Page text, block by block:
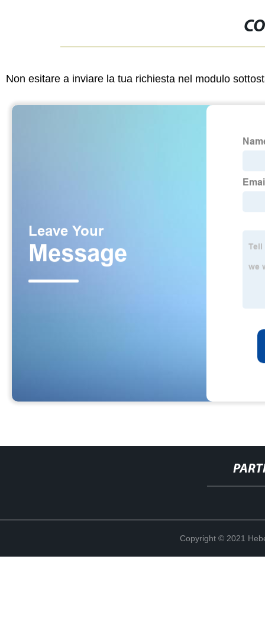
Non esitare a inviare la tua richiesta nel modulo
Copyright © 2021